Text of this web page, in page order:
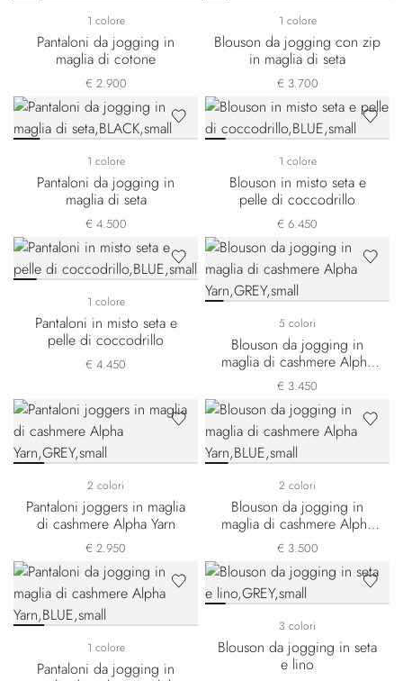
1 colore
Pantaloni da jogging in
maglia di cotone
€ 2.900
1 colore
Blouson da jogging con zip
in maglia di seta
€ 3.700
1 colore
Pantaloni da jogging in
maglia di seta
€ 4.500
1 colore
Blouson in misto seta e
pelle di coccodrillo
€ 6.450
1 colore
Pantaloni in misto seta e
pelle di coccodrillo
€ 4.450
5 colori
Blouson da jogging in
maglia di cashmere Alpha
Yarn
€ 3.450
2 colori
Pantaloni joggers in maglia
di cashmere Alpha Yarn
€ 2.950
2 colori
Blouson da jogging in
maglia di cashmere Alpha
Yarn
€ 3.500
1 colore
Pantaloni da jogging in
3 colori
Blouson da jogging in seta
e lino